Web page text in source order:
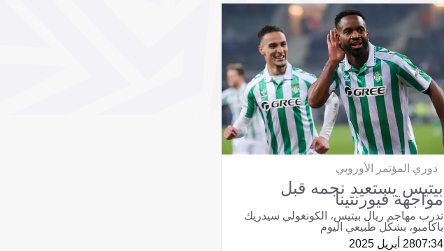
دوري المؤتمر الأوروبي
بيتيس يستعيد نجمه قبل
مواجهة فيورنتينا
تدرب مهاجم ريال بيتيس، الكونغولي سيدريك
باكامبو، بشكل طبيعي اليوم
07:3428 أبريل 2025